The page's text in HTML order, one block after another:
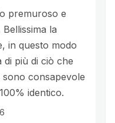
premuroso e
la
in questo modo
più di ciò che
consapevole
identico.